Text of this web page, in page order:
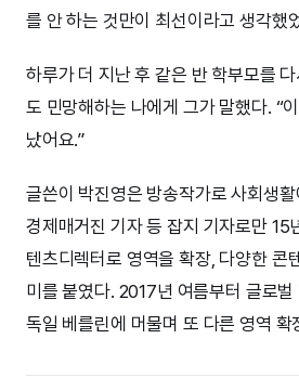
를 안 하는 것만이 최선이라고 생각했
하루가 더 지난 후 같은 반 학부모를
도 민망해하는 나에게 그가 말했다. “
났어요.”
글쓴이 박진영은 방송작가로 사회생
경제매거진 기자 등 잡지 기자로만 15
텐츠디렉터로 영역을 확장, 다양한 콘
미를 붙였다. 2017년 여름부터 글로
독일 베를린에 머물며 또 다른 영역 확